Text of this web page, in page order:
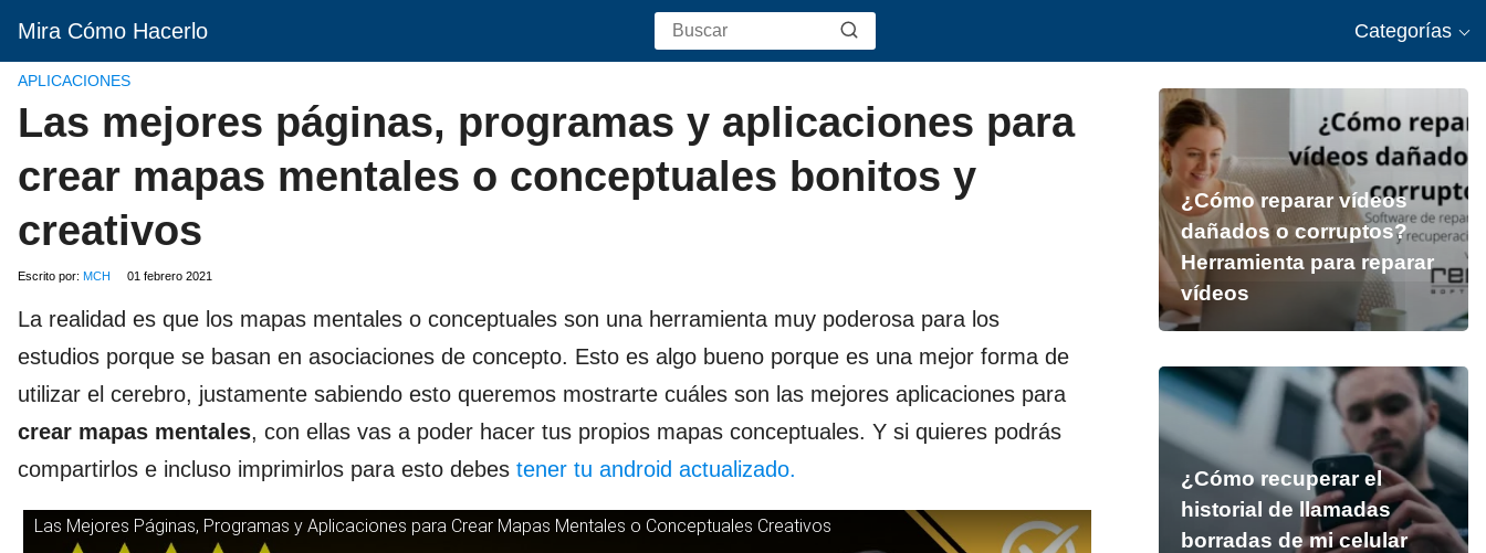
Mira Cómo Hacerlo Categorías
APLICACIONES
Las mejores páginas, programas y aplicaciones para
crear mapas mentales o conceptuales bonitos y
creativos
Escrito por: MCH 01 febrero 2021
La realidad es que los mapas mentales o conceptuales son una herramienta muy poderosa para los
estudios porque se basan en asociaciones de concepto. Esto es algo bueno porque es una mejor forma de
utilizar el cerebro, justamente sabiendo esto queremos mostrarte cuáles son las mejores aplicaciones para
crear mapas mentales, con ellas vas a poder hacer tus propios mapas conceptuales. Y si quieres podrás
compartirlos e incluso imprimirlos para esto debes tener tu android actualizado.
Las Mejores Páginas, Programas y Aplicaciones para Crear Mapas Mentales o Conceptuales Creativos
¿Cómo reparar vídeos
dañados o corruptos?
Herramienta para reparar
vídeos
¿Cómo recuperar el
historial de llamadas
borradas de mi celular